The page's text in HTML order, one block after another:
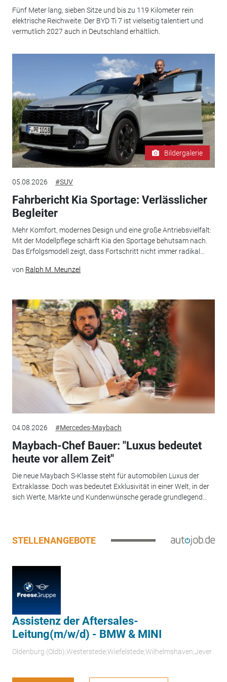
Fünf Meter lang, sieben Sitze und bis zu 119 Kilometer rein
elektrische Reichweite: Der BYD Ti 7 ist vielseitig talentiert und
vermutlich 2027 auch in Deutschland erhältlich.
Bildergalerie
05.08.2026 #SUV
Fahrbericht Kia Sportage: Verlässlicher
Begleiter
Mehr Komfort, modernes Design und eine große Antriebsvielfalt:
Mit der Modellpflege schärft Kia den Sportage behutsam nach.
Das Erfolgsmodell zeigt, dass Fortschritt nicht immer radikal...
von Ralph M. Meunzel
04.08.2026 #Mercedes-Maybach
Maybach-Chef Bauer: "Luxus bedeutet
heute vor allem Zeit"
Die neue Maybach S-Klasse steht für automobilen Luxus der
Extraklasse. Doch was bedeutet Exklusivität in einer Welt, in der
sich Werte, Märkte und Kundenwünsche gerade grundlegend...
STELLENANGEBOTE
Assistenz der Aftersales-
Leitung(m/w/d) - BMW & MINI
Oldenburg (Oldb);Westerstede;Wiefelstede;Wilhelmshaven;Jever